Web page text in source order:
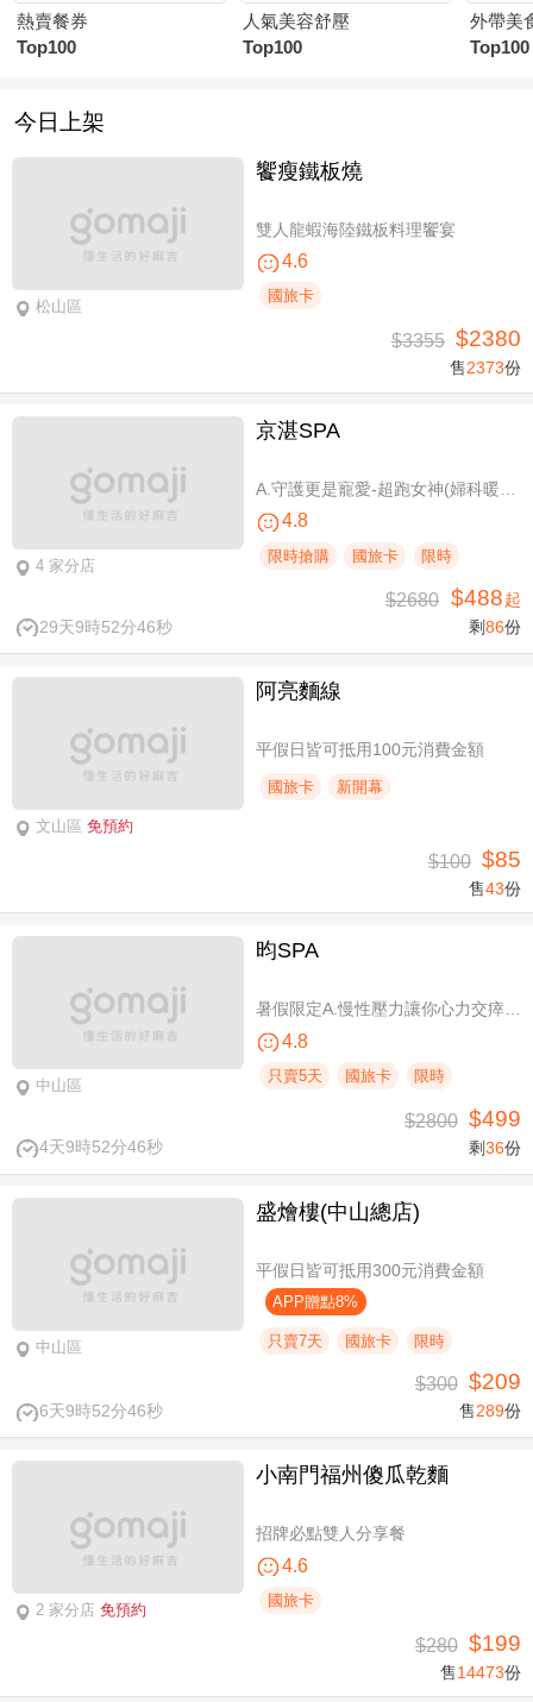
熱賣餐券
Top100
人氣美容舒壓
Top100
外帶美
Top100
今日上架
松山區
饗瘦鐵板燒
雙人龍蝦海陸鐵板料理饗宴
4.6
國旅卡
$3355 $2380
售2373份
4 家分店
京湛SPA
4.8
限時搶購 國旅卡 限時
29天9時52分46秒
$2680 $488起
剩86份
文山區 免預約
阿亮麵線
平假日皆可抵用100元消費金額
國旅卡 新開幕
$100 $85
售43份
中山區
昀SPA
暑假限定A.慢性壓力讓你心力交瘁？｜全方位按摩SPA全程90分(手技60分) / B.媽生絕世膚況降臨｜雪妍極緻臉部SPA全程100分(純手技)
4.8
只賣5天 國旅卡 限時
4天9時52分46秒
$2800 $499
剩36份
中山區
盛燴樓(中山總店)
平假日皆可抵用300元消費金額
APP贈點8%
只賣7天 國旅卡 限時
6天9時52分46秒
$300 $209
售289份
2 家分店 免預約
小南門福州傻瓜乾麵
招牌必點雙人分享餐
4.6
國旅卡
$280 $199
售14473份